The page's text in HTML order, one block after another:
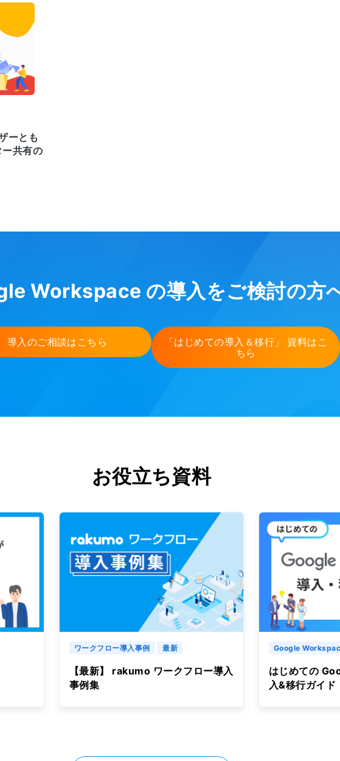
ーとも
共有の
Workspace の導入をご検討の方
導入のご相談はこちら
「はじめての導入＆移行」 資料はこ
ちら
お役立ち資料
ワークフロー導入事例 最新
【最新】 rakumo ワークフロー導入
事例集
Google
はじめての
入&移行ガイド